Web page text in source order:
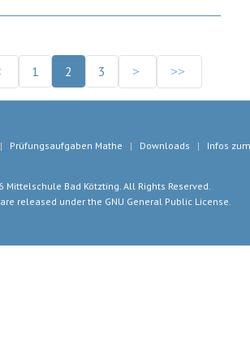
1 2 3
Prüfungsaufgaben Mathe Downloads Infos
Mittelschule Bad Kötzting. All Rights Reserved.
released under the GNU General Public License.